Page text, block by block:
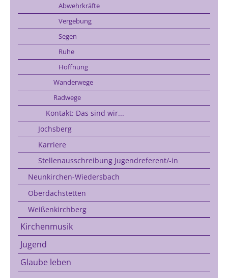
Abwehrkräfte
Vergebung
Segen
Ruhe
Hoffnung
Wanderwege
Radwege
Kontakt: Das sind wir...
Jochsberg
Karriere
Stellenausschreibung Jugendreferent/-in
Neunkirchen-Wiedersbach
Oberdachstetten
Weißenkirchberg
Kirchenmusik
Jugend
Glaube leben